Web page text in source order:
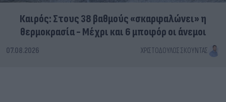
Καιρός: Στους 38 βαθμούς «σκαρφαλώνει» η
θερμοκρασία - Μέχρι και 6 μποφόρ οι άνεμοι
07.08.2026 ΧΡΙΣΤΌΔΟΥΛΟΣ ΣΚΟΎΝΤΑΣ